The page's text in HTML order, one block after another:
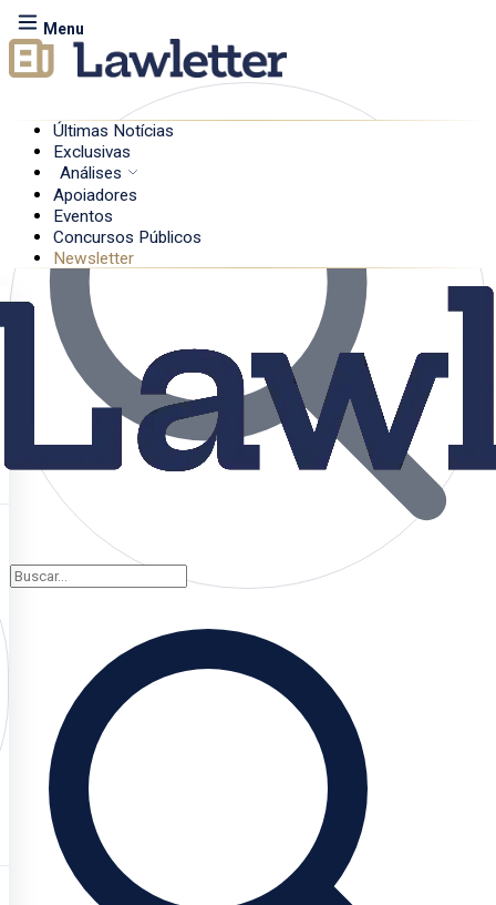
Menu
Últimas Notícias
Exclusivas
Análises
Apoiadores
Eventos
Concursos Públicos
Newsletter